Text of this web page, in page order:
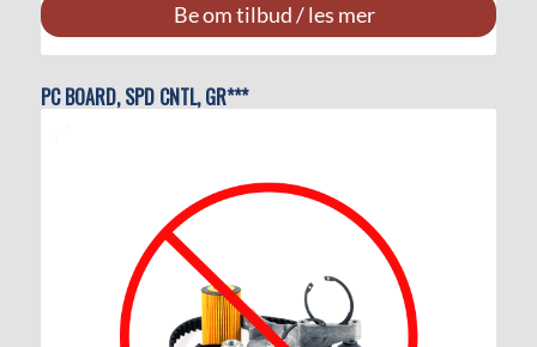
Be om tilbud / les mer
PC BOARD, SPD CNTL, GR***